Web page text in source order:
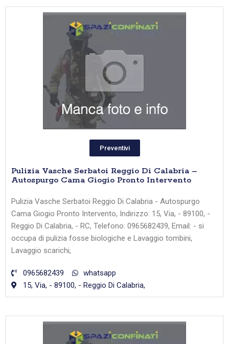
Preventivi
Pulizia Vasche Serbatoi Reggio Di Calabria –
Autospurgo Cama Giogio Pronto Intervento
Pulizia Vasche Serbatoi Reggio Di Calabria - Autospurgo
Cama Giogio Pronto Intervento, Indirizzo: 15, Via, - 89100, -
Reggio Di Calabria, - RC, Telefono: 0965682439, Email: - si
occupa di pulizia fosse biologiche e Lavaggio tombini,
Lavaggio scarichi,
0965682439
whatsapp
15, Via, - 89100, - Reggio Di Calabria,